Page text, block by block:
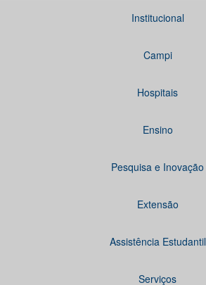
Institucional
Campi
Hospitais
Ensino
Pesquisa e Inovação
Extensão
Assistência Estudantil
Serviços